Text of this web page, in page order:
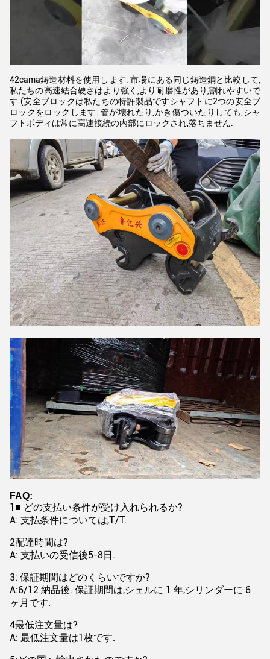
42cama鋳造材料を使用します. 市場にある同じ鋳造鋼と比較して,
私たちの高速結合硬さはより強く,より耐磨性があり,割れやすいで
す.(安全ブロックは私たちの特許製品ですシャフトに2つの安全ブ
ロックをロックします. 管が壊れたり,かき傷ついたりしても,シャ
フトボディは常に高速接続の内部にロックされ,落ちません.
FAQ:
1■ どの支払い条件が受け入れられるか?
A: 支払条件については,T/T.
2配達時間は?
A: 支払いの受信後5-8日.
3: 保証期間はどのくらいですか?
A:6/12 納品後. 保証期間は,シェルに 1 年,シリンダーに 6
ヶ月です.
4最低注文量は?
A: 最低注文量は1枚です.